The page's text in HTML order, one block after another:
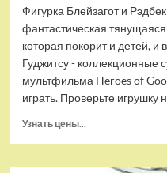
Фигурка Блейзагот и
фантастическая
которая покорит и детей, и
Гуджитсу - коллекционные
мультфильма Heroes of
играть. Проверьте игрушку
Узнать цены...
Тянущаяся